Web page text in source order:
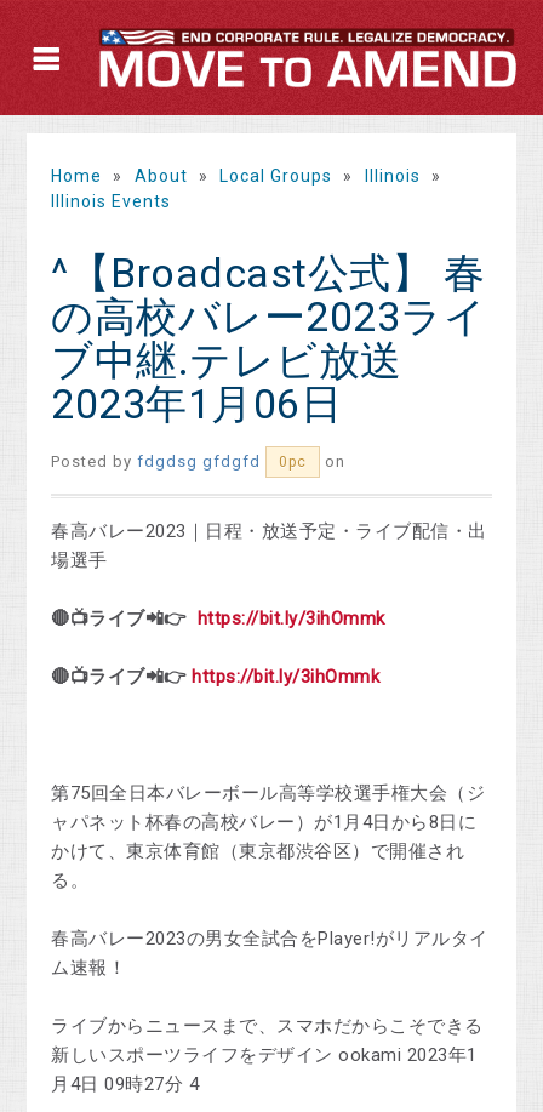
Home » About » Local Groups » Illinois
»
Illinois Events
^【Broadcast公式】 春
の高校バレー2023ライ
ブ中継.テレビ放送
2023年1月06日
Posted byfdgdsg gfdgfd 0pc on
春高バレー2023｜日程・放送予定・ライブ配信・出
場選手
🔴📺ライブ📲👉 https://bit.ly/3ihOmmk
🔴📺ライブ📲👉 https://bit.ly/3ihOmmk
第75回全日本バレーボール高等学校選手権大会（ジ
ャパネット杯春の高校バレー）が1月4日から8日に
かけて、東京体育館（東京都渋谷区）で開催され
る。
春高バレー2023の男女全試合をPlayer!がリアルタイ
ム速報！
ライブからニュースまで、スマホだからこそできる
新しいスポーツライフをデザイン ookami 2023年1
月4日 09時27分 4